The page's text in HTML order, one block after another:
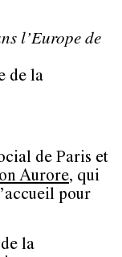
l’Europe de
de la
de Paris et
Aurore, qui
pour
la